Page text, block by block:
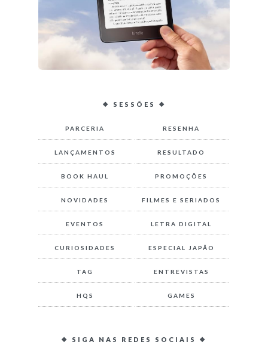
❖ SESSÕES ❖
PARCERIA RESENHA
LANÇAMENTOS RESULTADO
BOOK HAUL PROMOÇÕES
NOVIDADES FILMES E SERIADOS
EVENTOS LETRA DIGITAL
CURIOSIDADES ESPECIAL JAPÃO
TAG ENTREVISTAS
HQS GAMES
❖ SIGA NAS REDES SOCIAIS ❖